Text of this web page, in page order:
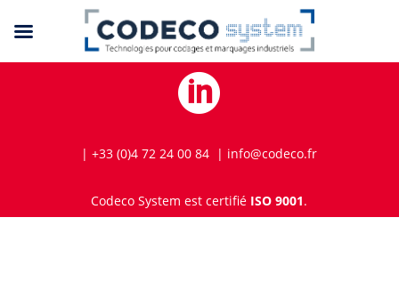

| +33 (0)4 72 24 00 84 | info@codeco.fr
Codeco System est certifié ISO 9001.